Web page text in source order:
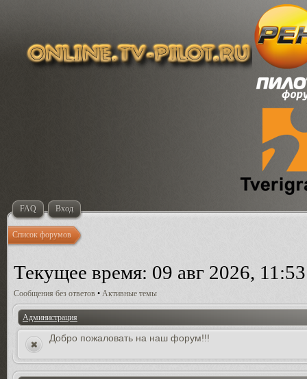
FAQ Вход
Список форумов
Текущее время: 09 авг 2026, 11:53
Сообщения без ответов • Активные темы
Администрация
Добро пожаловать на наш форум!!!